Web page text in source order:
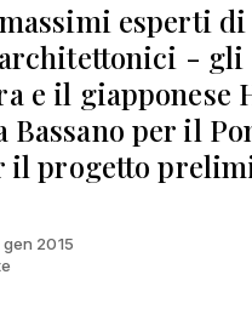
esperti
- gli
e il giapponese
Bassano per il
il progetto
2015